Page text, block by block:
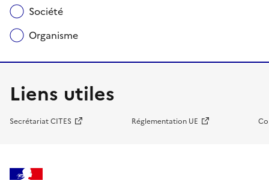
Société
Organisme
Liens utiles
Secrétariat CITES Réglementation UE